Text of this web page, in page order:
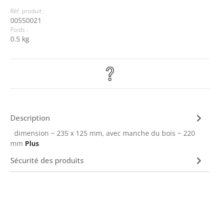
Réf. produit :
00550021
Poids :
0.5 kg
Description
dimension ~ 235 x 125 mm, avec manche du bois ~ 220
mm Plus
Sécurité des produits